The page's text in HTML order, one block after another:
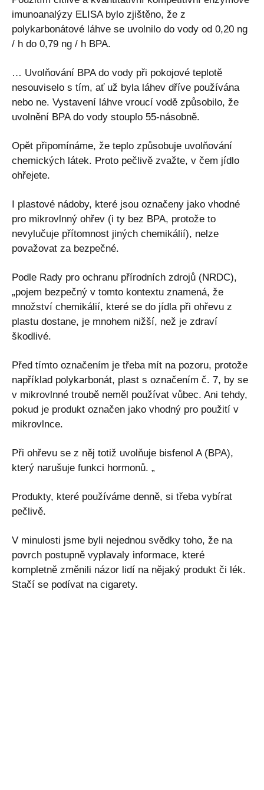
imunoanalýzy ELISA bylo zjištěno, že z
polykarbonátové láhve se uvolnilo do vody od 0,20 ng
/ h do 0,79 ng / h BPA.
… Uvolňování BPA do vody při pokojové teplotě
nesouviselo s tím, ať už byla láhev dříve používána
nebo ne. Vystavení láhve vroucí vodě způsobilo, že
uvolnění BPA do vody stouplo 55-násobně.
Opět připomínáme, že teplo způsobuje uvolňování
chemických látek. Proto pečlivě zvažte, v čem jídlo
ohřejete.
I plastové nádoby, které jsou označeny jako vhodné
pro mikrovlnný ohřev (i ty bez BPA, protože to
nevylučuje přítomnost jiných chemikálií), nelze
považovat za bezpečné.
Podle Rady pro ochranu přírodních zdrojů (NRDC),
„pojem bezpečný v tomto kontextu znamená, že
množství chemikálií, které se do jídla při ohřevu z
plastu dostane, je mnohem nižší, než je zdraví
škodlivé.
Před tímto označením je třeba mít na pozoru, protože
například polykarbonát, plast s označením č. 7, by se
v mikrovlnné troubě neměl používat vůbec. Ani tehdy,
pokud je produkt označen jako vhodný pro použití v
mikrovlnce.
Při ohřevu se z něj totiž uvolňuje bisfenol A (BPA),
který narušuje funkci hormonů. „
Produkty, které používáme denně, si třeba vybírat
pečlivě.
V minulosti jsme byli nejednou svědky toho, že na
povrch postupně vyplavaly informace, které
kompletně změnili názor lidí na nějaký produkt či lék.
Stačí se podívat na cigarety.